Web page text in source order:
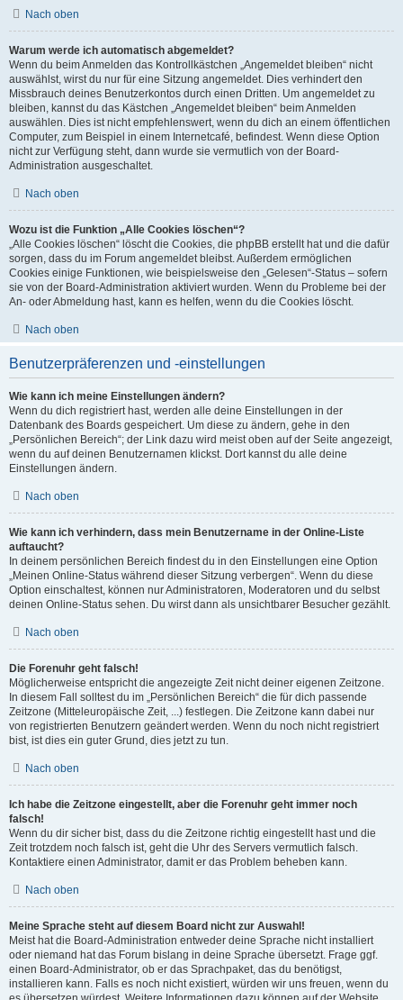
Nach oben
Warum werde ich automatisch abgemeldet?
Wenn du beim Anmelden das Kontrollkästchen „Angemeldet bleiben“ nicht
auswählst, wirst du nur für eine Sitzung angemeldet. Dies verhindert den
Missbrauch deines Benutzerkontos durch einen Dritten. Um angemeldet zu
bleiben, kannst du das Kästchen „Angemeldet bleiben“ beim Anmelden
auswählen. Dies ist nicht empfehlenswert, wenn du dich an einem öffentlichen
Computer, zum Beispiel in einem Internetcafé, befindest. Wenn diese Option
nicht zur Verfügung steht, dann wurde sie vermutlich von der Board-
Administration ausgeschaltet.
Nach oben
Wozu ist die Funktion „Alle Cookies löschen“?
„Alle Cookies löschen“ löscht die Cookies, die phpBB erstellt hat und die dafür
sorgen, dass du im Forum angemeldet bleibst. Außerdem ermöglichen
Cookies einige Funktionen, wie beispielsweise den „Gelesen“-Status – sofern
sie von der Board-Administration aktiviert wurden. Wenn du Probleme bei der
An- oder Abmeldung hast, kann es helfen, wenn du die Cookies löscht.
Nach oben
Benutzerpräferenzen und -einstellungen
Wie kann ich meine Einstellungen ändern?
Wenn du dich registriert hast, werden alle deine Einstellungen in der
Datenbank des Boards gespeichert. Um diese zu ändern, gehe in den
„Persönlichen Bereich“; der Link dazu wird meist oben auf der Seite angezeigt,
wenn du auf deinen Benutzernamen klickst. Dort kannst du alle deine
Einstellungen ändern.
Nach oben
Wie kann ich verhindern, dass mein Benutzername in der Online-Liste
auftaucht?
In deinem persönlichen Bereich findest du in den Einstellungen eine Option
„Meinen Online-Status während dieser Sitzung verbergen“. Wenn du diese
Option einschaltest, können nur Administratoren, Moderatoren und du selbst
deinen Online-Status sehen. Du wirst dann als unsichtbarer Besucher gezählt.
Nach oben
Die Forenuhr geht falsch!
Möglicherweise entspricht die angezeigte Zeit nicht deiner eigenen Zeitzone.
In diesem Fall solltest du im „Persönlichen Bereich“ die für dich passende
Zeitzone (Mitteleuropäische Zeit, ...) festlegen. Die Zeitzone kann dabei nur
von registrierten Benutzern geändert werden. Wenn du noch nicht registriert
bist, ist dies ein guter Grund, dies jetzt zu tun.
Nach oben
Ich habe die Zeitzone eingestellt, aber die Forenuhr geht immer noch
falsch!
Wenn du dir sicher bist, dass du die Zeitzone richtig eingestellt hast und die
Zeit trotzdem noch falsch ist, geht die Uhr des Servers vermutlich falsch.
Kontaktiere einen Administrator, damit er das Problem beheben kann.
Nach oben
Meine Sprache steht auf diesem Board nicht zur Auswahl!
Meist hat die Board-Administration entweder deine Sprache nicht installiert
oder niemand hat das Forum bislang in deine Sprache übersetzt. Frage ggf.
einen Board-Administrator, ob er das Sprachpaket, das du benötigst,
installieren kann. Falls es noch nicht existiert, würden wir uns freuen, wenn du